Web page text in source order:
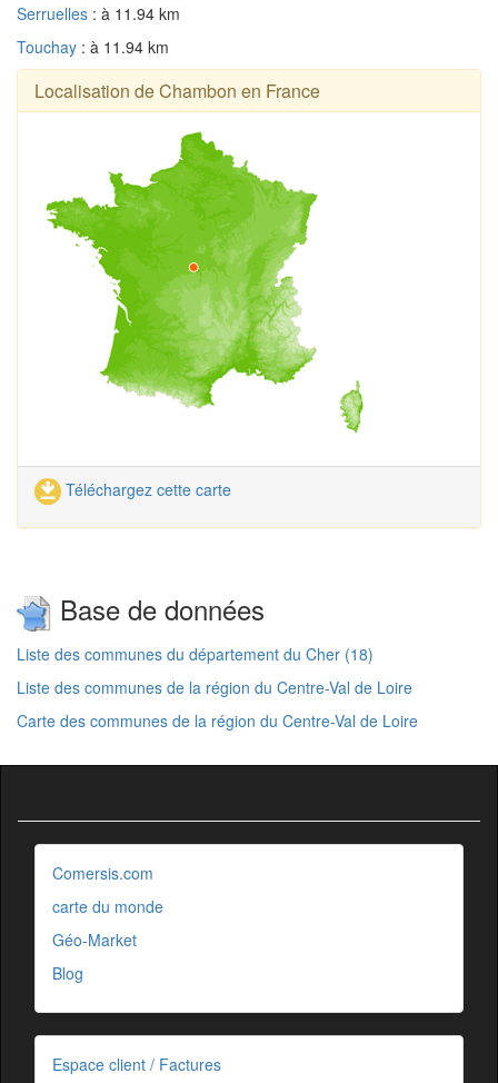
Serruelles : à 11.94 km
Touchay : à 11.94 km
Localisation de Chambon en France
Téléchargez cette carte
Base de données
Liste des communes du département du Cher (18)
Liste des communes de la région du Centre-Val de Loire
Carte des communes de la région du Centre-Val de Loire
Comersis.com
carte du monde
Géo-Market
Blog
Espace client / Factures